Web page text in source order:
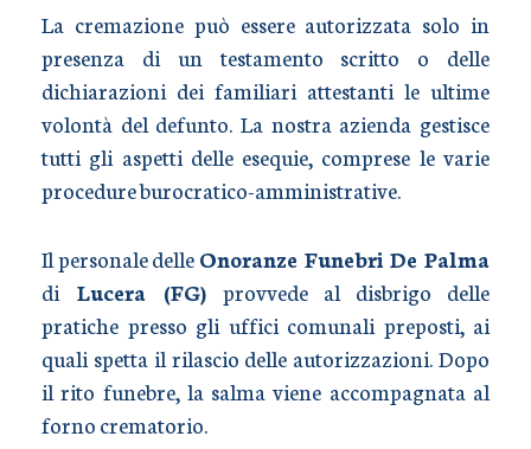
La cremazione può essere autorizzata solo in
presenza di un testamento scritto o delle
dichiarazioni dei familiari attestanti le ultime
volontà del defunto. La nostra azienda gestisce
tutti gli aspetti delle esequie, comprese le varie
procedure burocratico-amministrative.
Il personale delleOnoranze Funebri De Palma
di Lucera (FG) provvede al disbrigo delle
pratiche presso gli uffici comunali preposti, ai
quali spetta il rilascio delle autorizzazioni. Dopo
il rito funebre, la salma viene accompagnata al
forno crematorio.